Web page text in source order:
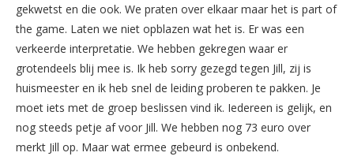
gekwetst en die ook. We praten over elkaar maar het is part of
the game. Laten we niet opblazen wat het is. Er was een
verkeerde interpretatie. We hebben gekregen waar er
grotendeels blij mee is. Ik heb sorry gezegd tegen Jill, zij is
huismeester en ik heb snel de leiding proberen te pakken. Je
moet iets met de groep beslissen vind ik. Iedereen is gelijk, en
nog steeds petje af voor Jill. We hebben nog 73 euro over
merkt Jill op. Maar wat ermee gebeurd is onbekend.